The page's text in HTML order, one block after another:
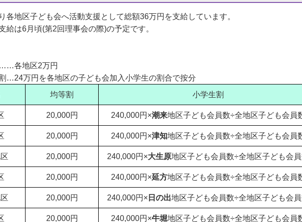
各地区子ども会へ活動支援として総額36万円を支給しています。
は6月頃(第2回理事会の際)の予定です。
各地区2万円
…24万円を各地区の子ども会加入小学生の割合で按分
均等割 小学生割
20,000円 240,000円×潮来地区子ども会員数÷全地区子ども会員
20,000円 240,000円×津知地区子ども会員数÷全地区子ども会員
20,000円 240,000円×大生原地区子ども会員数÷全地区子ども会
20,000円 240,000円×延方地区子ども会員数÷全地区子ども会員
20,000円 240,000円× 日の出地区子ども会員数÷全地区子ども会
20,000円 240,000円×牛堀地区子ども会員数÷全地区子ども会員